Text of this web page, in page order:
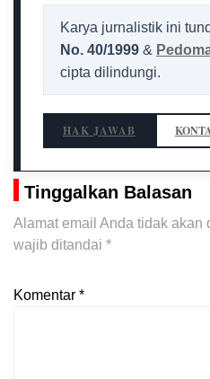
Karya jurnalistik ini
No. 40/1999 &
cipta dilindungi.
HAK JAWAB
Tinggalkan Balasan
Alamat email Anda tidak akan
wajib ditandai *
Komentar *